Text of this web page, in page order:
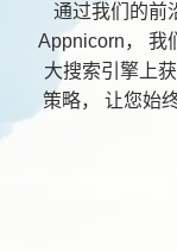
通过我们的前
Appnicorn， 我
大搜索引擎上
策略， 让您始